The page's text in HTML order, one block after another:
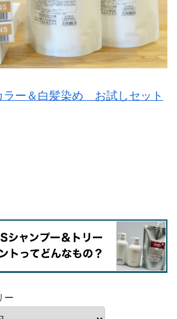
ラー＆白髪染め お試しセット
ー